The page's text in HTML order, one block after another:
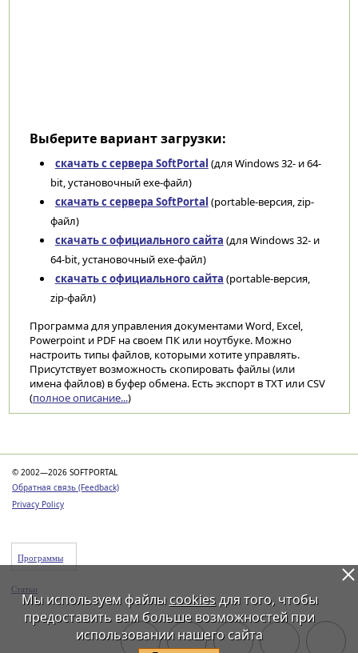
Выберите вариант загрузки:
скачать с сервера SoftPortal (для Windows 32- и 64-
bit, установочный exe-файл)
скачать с сервера SoftPortal (portable-версия, zip-
файл)
скачать с официального сайта (для Windows 32- и
64-bit, установочный exe-файл)
скачать с официального сайта (portable-версия,
zip-файл)
Программа для управления документами Word, Excel,
Powerpoint и PDF на своем ПК или ноутбуке. Можно
настроить типы файлов, которыми хотите управлять.
Присутствует возможность скопировать файлы (или
имена файлов) в буфер обмена. Есть экспорт в TXT или CSV
(полное описание...)
© 2002—2026 SOFTPORTAL
Обратная связь (Feedback)
Privacy Policy
Программы
Статьи
Мы используем файлы cookiesдля того, чтобы
предоставить вам больше возможностей при
использовании нашего сайта